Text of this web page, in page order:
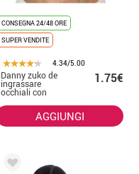
CONSEGNA 24/48 ORE
SUPER VENDITE
4.34/5.00
Danny zuko de
ingrassare
occhiali con
1.75€
AGGIUNGI